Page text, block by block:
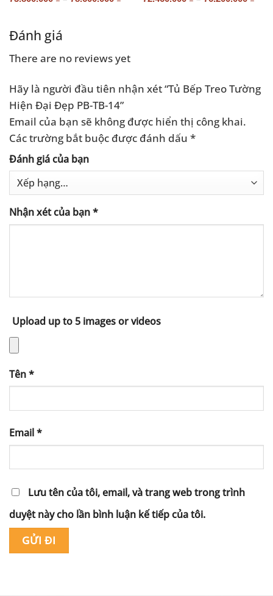
Đánh giá
There are no reviews yet
Hãy là người đầu tiên nhận xét “Tủ Bếp Treo Tường
Hiện Đại Đẹp PB-TB-14”
Email của bạn sẽ không được hiển thị công khai.
Các trường bắt buộc được đánh dấu *
Đánh giá của bạn
Nhận xét của bạn*
Upload up to 5 images or videos
Tên*
Email*
Lưu tên của tôi, email, và trang web trong trình
duyệt này cho lần bình luận kế tiếp của tôi.